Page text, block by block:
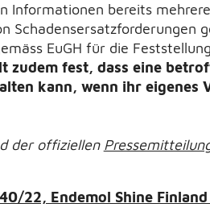
Informationen bereits
Schadensersatzforderungen
EuGH für die
zudem fest, dass eine
kann, wenn ihr eigenes
der offiziellen
22, Endemol Shine Finland